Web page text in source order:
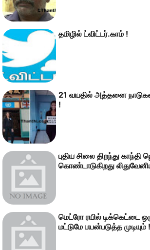
தமிழில் ட்விட்டர்.காம் !
21 வயதில் அத்தனை
!
புதிய சிலை திறந்து காந்தி
கொண்டாடுகிறது
மெட்ரோ ரயில் டிக்கெட்டை
மட்டுமே பயன்படுத்த முடியும் !